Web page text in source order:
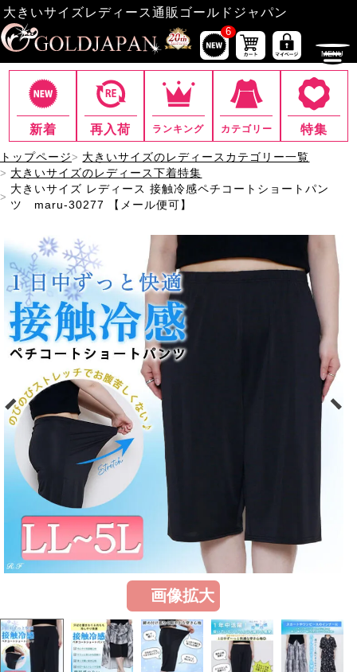
大きいサイズレディース通販ゴールドジャパン
6
新着 再入荷 ランキング カテゴリー 特集
トップページ
大きいサイズのレディースカテゴリー一覧
大きいサイズのレディース下着特集
大きいサイズ レディース 接触冷感ペチコートショートパン
ツ maru-30277 【メール便可】
画像拡大